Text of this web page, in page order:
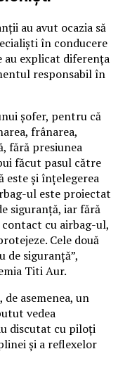
au avut ocazia să
în conducere
au explicat diferența
responsabil în
șofer, pentru că
frânarea,
fără presiunea
făcut pasul către
este și înțelegerea
ul este proiectat
siguranță, iar fără
cu airbag-ul,
Cele două
de siguranță”,
Titi Aur.
asemenea, un
vedea
discutat cu piloți
și a reflexelor